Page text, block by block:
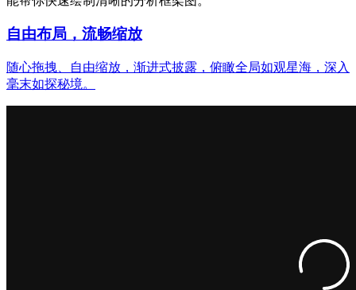
自由布局，流畅缩放
随心拖拽、自由缩放，渐进式披露，俯瞰全局如观星海，深入
毫末如探秘境。